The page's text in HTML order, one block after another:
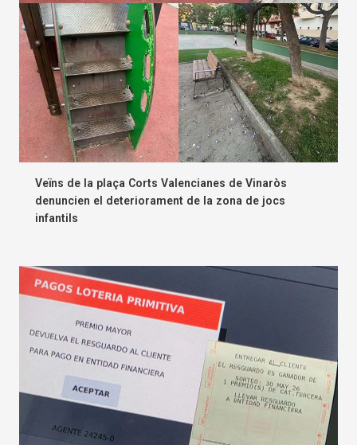
Veïns de la plaça Corts Valencianes de Vinaròs
denuncien el deteriorament de la zona de jocs
infantils